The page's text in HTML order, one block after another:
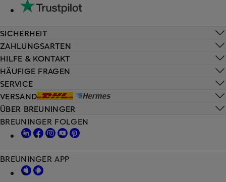
HILFE & KONTAKT
HÄUFIGE FRAGEN
SERVICE
VERSAND
SICHERHEIT
ZAHLUNGSARTEN
ÜBER BREUNINGER
BREUNINGER FOLGEN
BREUNINGER APP